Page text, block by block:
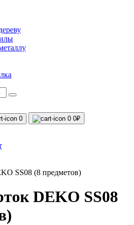
0 0 0₽
SS08 (8 предметов)
DEKO SS08